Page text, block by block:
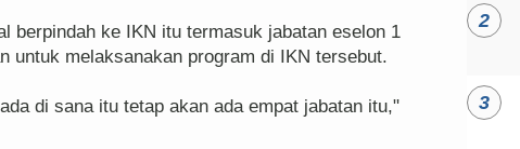
berpindah ke IKN itu termasuk jabatan eselon 1
untuk melaksanakan program di IKN tersebut.
di sana itu tetap akan ada empat jabatan itu,"